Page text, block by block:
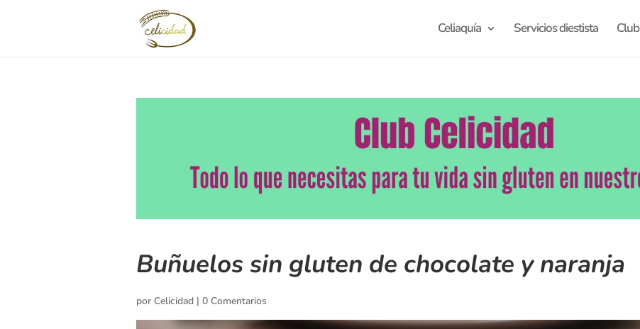
Celiaquía Servicios diestista Club
Buñuelos sin gluten de chocolate y naranja
por Celicidad | 0 Comentarios